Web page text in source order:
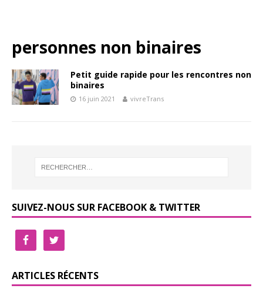
personnes non binaires
Petit guide rapide pour les rencontres non
binaires
16 juin 2021 vivreTrans
SUIVEZ-NOUS SUR FACEBOOK & TWITTER
ARTICLES RÉCENTS